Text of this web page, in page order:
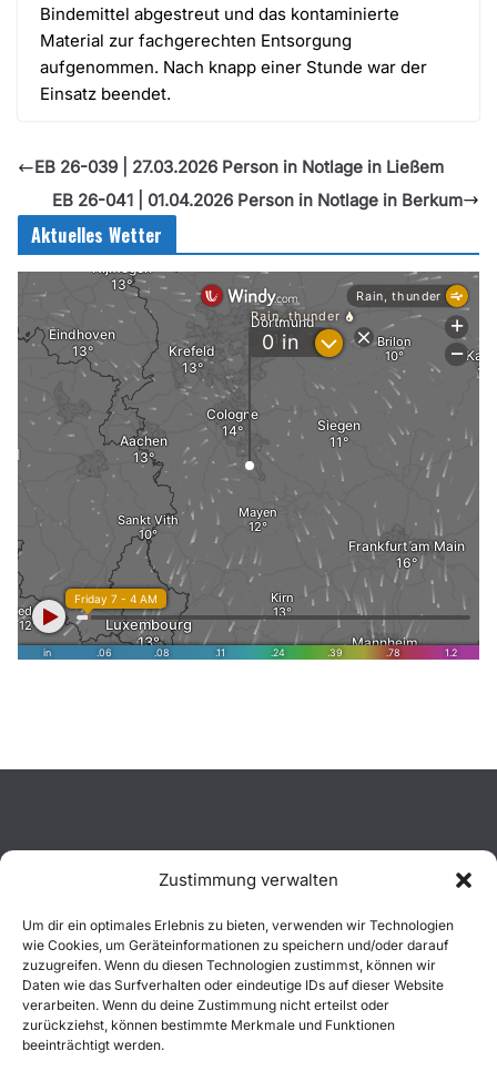
Zustimmung verwalten
Um dir ein optimales Erlebnis zu bieten, verwenden wir Technologien
wie Cookies, um Geräteinformationen zu speichern und/oder darauf
zuzugreifen. Wenn du diesen Technologien zustimmst, können wir
Daten wie das Surfverhalten oder eindeutige IDs auf dieser Website
verarbeiten. Wenn du deine Zustimmung nicht erteilst oder
zurückziehst, können bestimmte Merkmale und Funktionen
beeinträchtigt werden.
Bindemittel abgestreut und das kontaminierte
Material zur fachgerechten Entsorgung
aufgenommen. Nach knapp einer Stunde war der
Einsatz beendet.
EB 26-039 | 27.03.2026 Person in Notlage in Ließem
EB 26-041 | 01.04.2026 Person in Notlage in Berkum
Aktuelles Wetter
Aktuelles
Einsätze
Unsere Jugend
Mitglied werden